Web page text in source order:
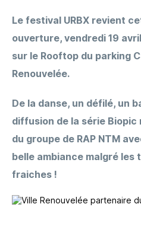
Le festival URBX revient
ouverture, vendredi 19
sur le Rooftop du parking
Renouvelée.
De la danse, un défilé, un
diffusion de la série
du groupe de RAP NTM
belle ambiance malgré
fraiches !
et de la relation